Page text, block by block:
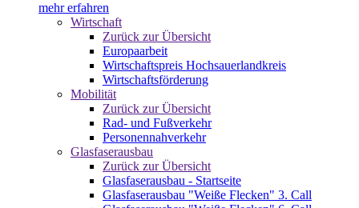
mehr erfahren
Wirtschaft
Zurück zur Übersicht
Europaarbeit
Wirtschaftspreis Hochsauerlandkreis
Wirtschaftsförderung
Mobilität
Zurück zur Übersicht
Rad- und Fußverkehr
Personennahverkehr
Glasfaserausbau
Zurück zur Übersicht
Glasfaserausbau - Startseite
Glasfaserausbau "Weiße Flecken" 3. Call